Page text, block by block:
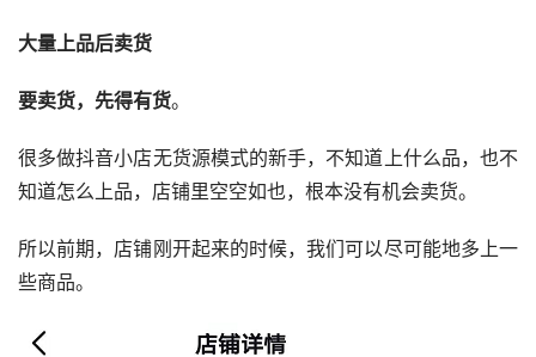
大量上品后卖货
要卖货，先得有货。
很多做抖音小店无货源模式的新手，不知道上什么品，也不
知道怎么上品，店铺里空空如也，根本没有机会卖货。
所以前期，店铺刚开起来的时候，我们可以尽可能地多上一
些商品。